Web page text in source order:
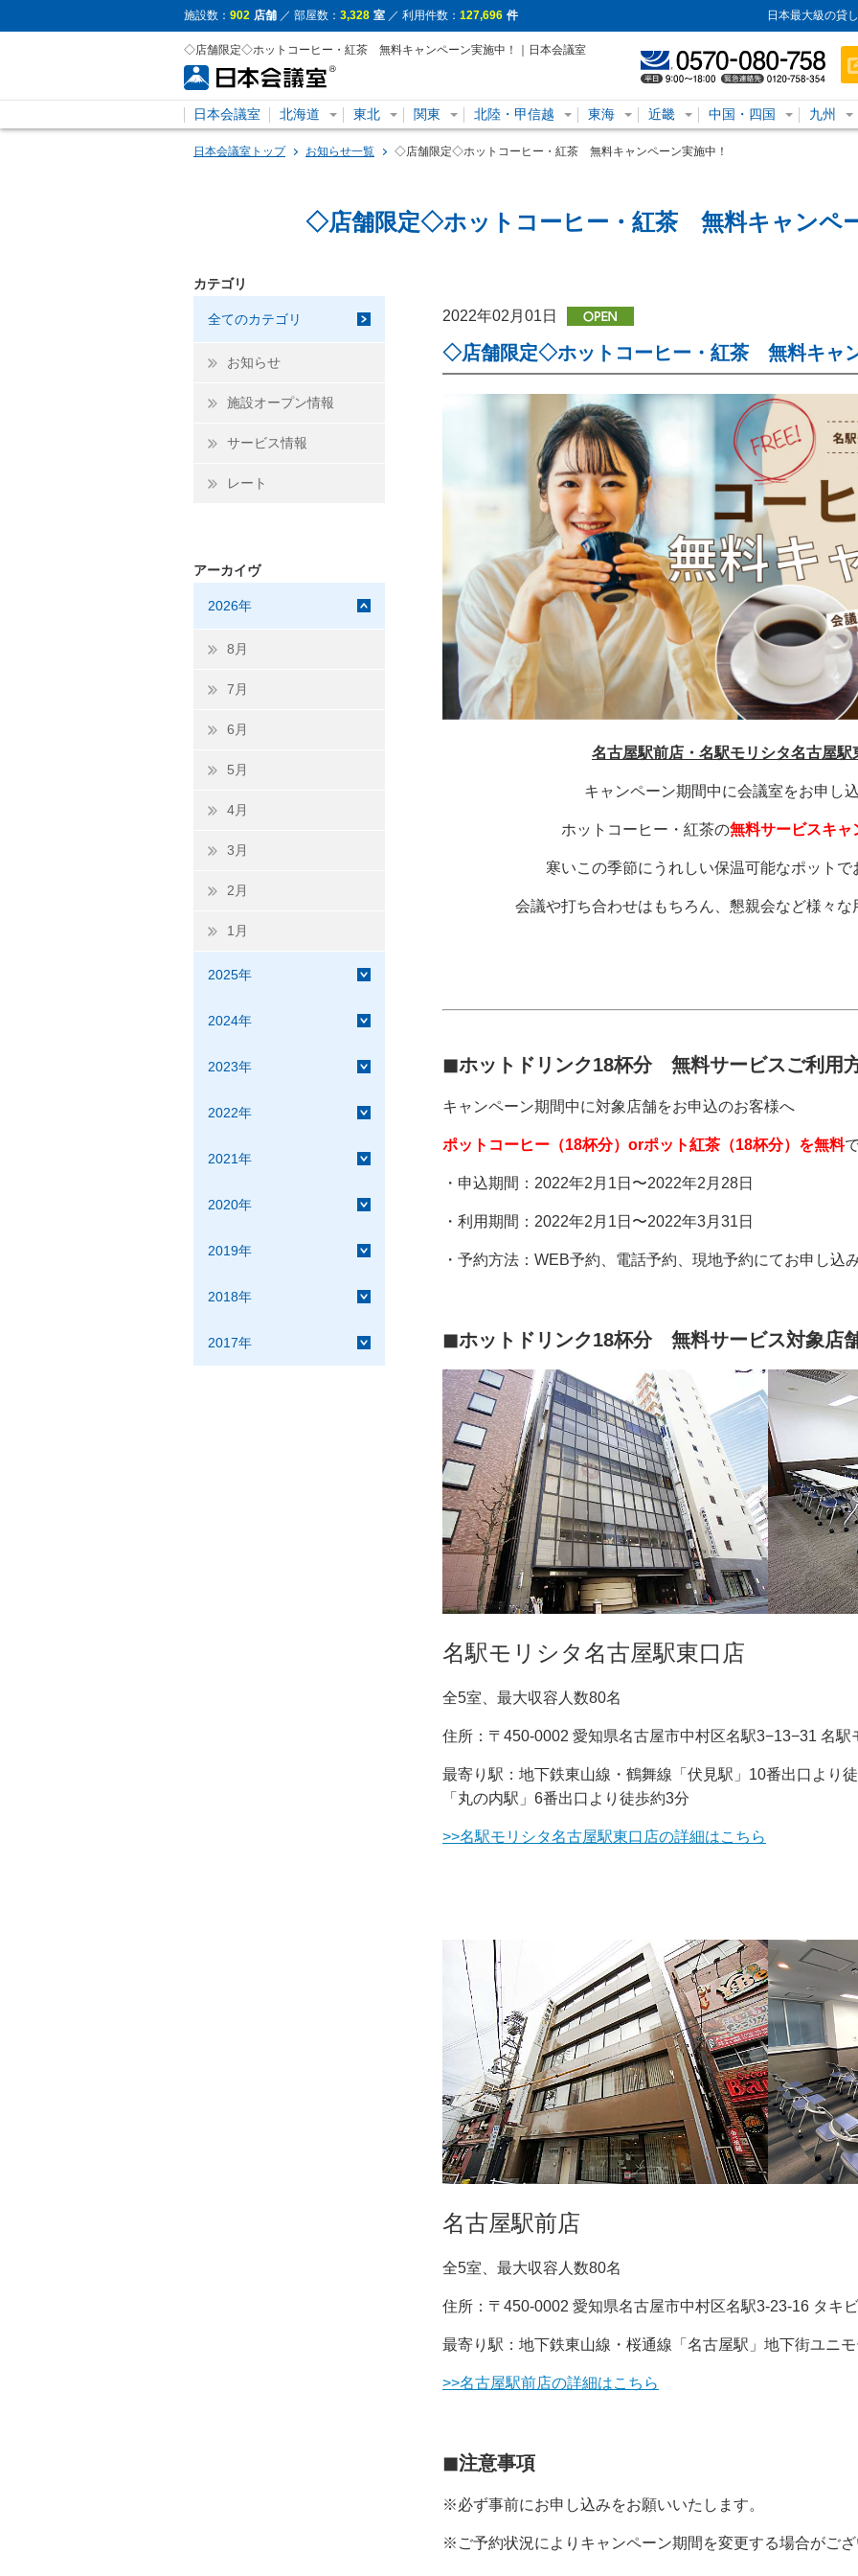
施設数： 902 店舗 ／ 部屋数： 3,328 室 ／ 利用件数： 127,696 件 日本最大級の貸
◇店舗限定◇ホットコーヒー・紅茶 無料キャンペーン実施中！｜日本会議室
日本会議室 北海道 東北 関東 北陸・甲信越 東海 近畿 中国・四国 九州
日本会議室トップ お知らせ一覧 ◇店舗限定◇ホットコーヒー・紅茶 無料キャンペーン実施中！
◇店舗限定◇ホットコーヒー・紅茶 無料キャンペ
カテゴリ
全てのカテゴリ
お知らせ
施設オープン情報
サービス情報
レート
アーカイヴ
2026年
8月
7月
6月
5月
4月
3月
2月
1月
2025年
2024年
2023年
2022年
2021年
2020年
2019年
2018年
2017年
2022年02月01日
◇店舗限定◇ホットコーヒー・紅茶 無料キャ
名古屋駅前店・名駅モリシタ名古屋
キャンペーン期間中に会議室をお申し
ホットコーヒー・紅茶の無料サービスキャ
寒いこの季節にうれしい保温可能なポット
会議や打ち合わせはもちろん、懇親会など様々
◼︎ホットドリンク18杯分 無料サービスご利用
キャンペーン期間中に対象店舗をお申込のお客様へ
ポットコーヒー（18杯分）orポット紅茶（18杯分）を無料
・申込期間：2022年2月1日〜2022年2月28日
・利用期間：2022年2月1日〜2022年3月31日
・予約方法：WEB予約、電話予約、現地予約にてお申し込
◼︎ホットドリンク18杯分 無料サービス対象店
名駅モリシタ名古屋駅東口店
全5室、最大収容人数80名
住所：〒450-0002 愛知県名古屋市中村区名駅3−13−31 名駅
最寄り駅：地下鉄東山線・鶴舞線「伏見駅」10番出口より
「丸の内駅」6番出口より徒歩約3分
>>名駅モリシタ名古屋駅東口店の詳細はこちら
名古屋駅前店
全5室、最大収容人数80名
住所：〒450-0002 愛知県名古屋市中村区名駅3-23-16 タキ
最寄り駅：地下鉄東山線・桜通線「名古屋駅」地下街ユニ
>>名古屋駅前店の詳細はこちら
◼︎注意事項
※必ず事前にお申し込みをお願いいたします。
※ご予約状況によりキャンペーン期間を変更する場合がご